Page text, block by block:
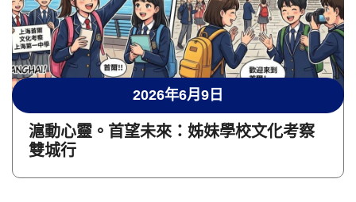
2026年6月9日
滬動心靈。首望未來：姊妹學校文化考察
雙城行